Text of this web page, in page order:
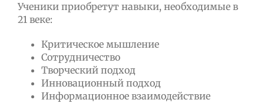
Ученики приобретут навыки, необходимые в
21 веке:
Критическое мышление
Сотрудничество
Творческий подход
Инновационный подход
Информационное взаимодействие